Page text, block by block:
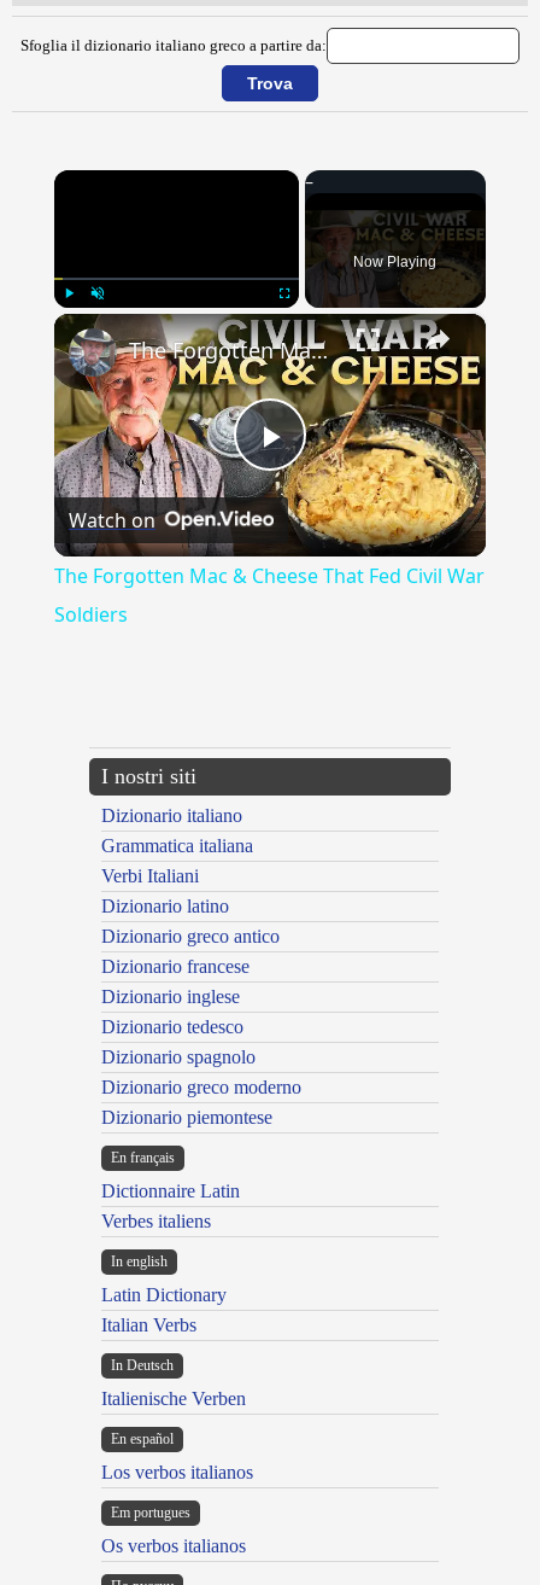
Sfoglia il dizionario italiano greco a partire da:
×
Play Unmute Fullscreen
Now Playing
×
Play
Video
The Forgotten Mac & Cheese That Fed Civil War Soldiers
Watch on
The Forgotten Mac & Cheese That Fed Civil War
Soldiers
I nostri siti
Dizionario italiano
Grammatica italiana
Verbi Italiani
Dizionario latino
Dizionario greco antico
Dizionario francese
Dizionario inglese
Dizionario tedesco
Dizionario spagnolo
Dizionario greco moderno
Dizionario piemontese
En français
Dictionnaire Latin
Verbes italiens
In english
Latin Dictionary
Italian Verbs
In Deutsch
Italienische Verben
En español
Los verbos italianos
Em portugues
Os verbos italianos